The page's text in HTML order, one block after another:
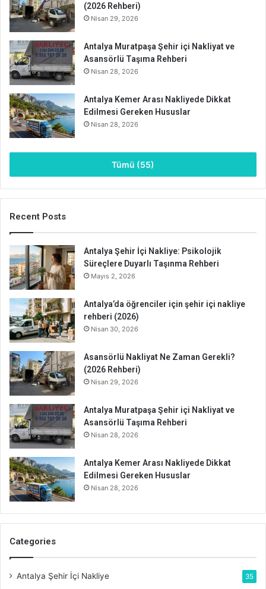
(2026 Rehberi)
Nisan 29, 2026
Antalya Muratpaşa Şehir içi Nakliyat ve
Asansörlü Taşıma Rehberi
Nisan 28, 2026
Antalya Kemer Arası Nakliyede Dikkat
Edilmesi Gereken Hususlar
Nisan 28, 2026
Tümü (55)
Recent Posts
Antalya Şehir İçi Nakliye: Psikolojik
Süreçlere Duyarlı Taşınma Rehberi
Mayıs 2, 2026
Antalya’da öğrenciler için şehir içi nakliye
rehberi (2026)
Nisan 30, 2026
Asansörlü Nakliyat Ne Zaman Gerekli?
(2026 Rehberi)
Nisan 29, 2026
Antalya Muratpaşa Şehir içi Nakliyat ve
Asansörlü Taşıma Rehberi
Nisan 28, 2026
Antalya Kemer Arası Nakliyede Dikkat
Edilmesi Gereken Hususlar
Nisan 28, 2026
Categories
Antalya Şehir İçi Nakliye 35